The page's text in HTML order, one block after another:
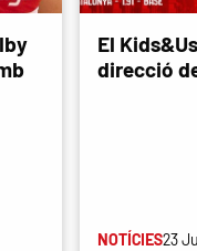
El
direcció
NOTÍCIES23